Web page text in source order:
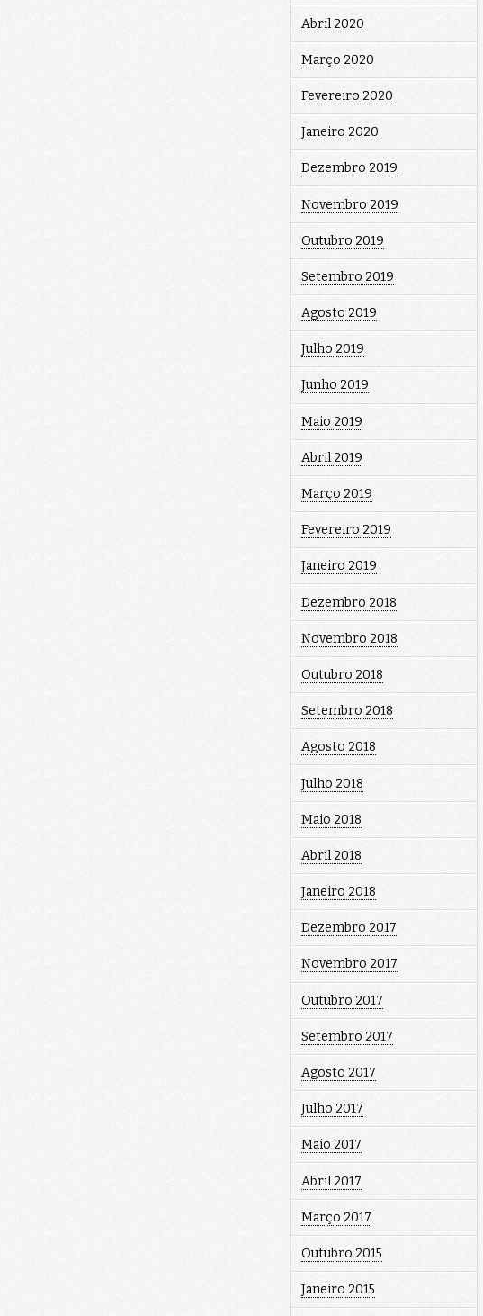
Abril 2020
Março 2020
Fevereiro 2020
Janeiro 2020
Dezembro 2019
Novembro 2019
Outubro 2019
Setembro 2019
Agosto 2019
Julho 2019
Junho 2019
Maio 2019
Abril 2019
Março 2019
Fevereiro 2019
Janeiro 2019
Dezembro 2018
Novembro 2018
Outubro 2018
Setembro 2018
Agosto 2018
Julho 2018
Maio 2018
Abril 2018
Janeiro 2018
Dezembro 2017
Novembro 2017
Outubro 2017
Setembro 2017
Agosto 2017
Julho 2017
Maio 2017
Abril 2017
Março 2017
Outubro 2015
Janeiro 2015